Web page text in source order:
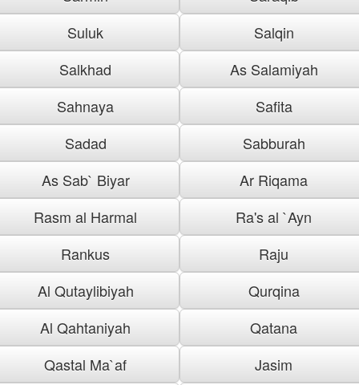
Suluk
Salqin
Salkhad
As Salamiyah
Sahnaya
Safita
Sadad
Sabburah
As Sab` Biyar
Ar Riqama
Rasm al Harmal
Ra's al `Ayn
Rankus
Raju
Al Qutaylibiyah
Qurqina
Al Qahtaniyah
Qatana
Qastal Ma`af
Jasim